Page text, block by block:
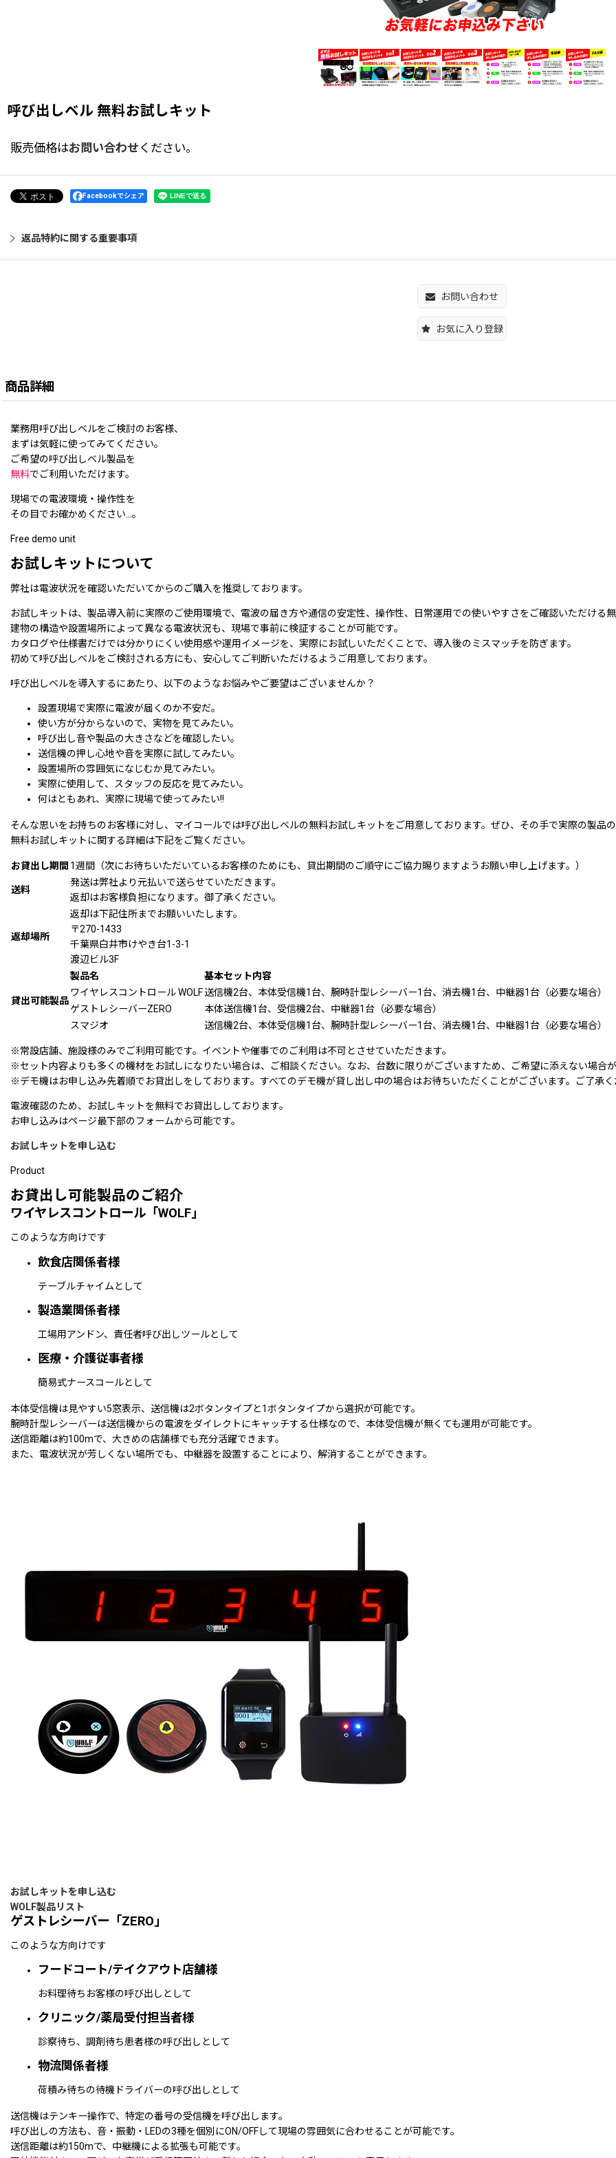
呼び出しベル 無料お試しキット
販売価格はお問い合わせ ください。
Facebookでシェア
返品特約に関する重要事項
お問い合わせ
お気に入り登録
商品詳細
業務用呼び出しベルをご検討のお客様、
まずは気軽に使ってみてください。
ご希望の呼び出しベル製品を
無料でご利用いただけます。
現場での電波環境・操作性を
その目でお確かめください…。
Free demo unit
お試しキットについて
弊社は電波状況を確認いただいてからのご購入を推奨しております。
お試しキットは、製品導入前に実際のご使用環境で、電波の届き方や通信の安定性、操作性、日常運用での使いやすさをご確認いただける無
建物の構造や設置場所によって異なる電波状況も、現場で事前に検証することが可能です。
カタログや仕様書だけでは分かりにくい使用感や運用イメージを、実際にお試しいただくことで、導入後のミスマッチを防ぎます。
初めて呼び出しベルをご検討される方にも、安心してご判断いただけるようご用意しております。
呼び出しベルを導入するにあたり、以下のようなお悩みやご要望はございませんか？
設置現場で実際に電波が届くのか不安だ。
使い方が分からないので、実物を見てみたい。
呼び出し音や製品の大きさなどを確認したい。
送信機の押し心地や音を実際に試してみたい。
設置場所の雰囲気になじむか見てみたい。
実際に使用して、スタッフの反応を見てみたい。
何はともあれ、実際に現場で使ってみたい!!
そんな思いをお持ちのお客様に対し、マイコールでは呼び出しベルの無料お試しキットをご用意しております。ぜひ、その手で実際の製品の
無料お試しキットに関する詳細は下記をご覧ください。
お貸出し期間 1週間（次にお待ちいただいているお客様のためにも、貸出期間のご順守にご協力賜りますようお願い申し上げます。）
送料
発送は弊社より元払いで送らせていただきます。
返却はお客様負担になります。御了承ください。
返却場所
返却は下記住所までお願いいたします。
〒270-1433
千葉県白井市けやき台1-3-1
渡辺ビル3F
貸出可能製品
製品名
基本セット内容
ワイヤレスコントロール WOLF送信機2台、本体受信機1台、腕時計型レシーバー1台、消去機1台、中継器1台（必要な場合）
ゲストレシーバーZERO
本体送信機1台、受信機2台、中継器1台（必要な場合）
スマジオ
送信機2台、本体受信機1台、腕時計型レシーバー1台、消去機1台、中継器1台（必要な場合）
※常設店舗、施設様のみでご利用可能です。イベントや催事でのご利用は不可とさせていただきます。
※セット内容よりも多くの機材をお試しになりたい場合は、ご相談ください。なお、台数に限りがございますため、ご希望に添えない場合が
※デモ機はお申し込み先着順でお貸出しをしております。すべてのデモ機が貸し出し中の場合はお待ちいただくことがございます。ご了承く
電波確認のため、お試しキットを無料でお貸出ししております。
お申し込みはページ最下部のフォームから可能です。
お試しキットを申し込む
Product
お貸出し可能製品のご紹介
ワイヤレスコントロール「WOLF」
このような方向けです
飲食店関係者様
テーブルチャイムとして
製造業関係者様
工場用アンドン、責任者呼び出しツールとして
医療・介護従事者様
簡易式ナースコールとして
本体受信機は見やすい5窓表示、送信機は2ボタンタイプと1ボタンタイプから選択が可能です。
腕時計型レシーバーは送信機からの電波をダイレクトにキャッチする仕様なので、本体受信機が無くても運用が可能です。
送信距離は約100mで、大きめの店舗様でも充分活躍できます。
また、電波状況が芳しくない場所でも、中継器を設置することにより、解消することができます。
お試しキットを申し込む
WOLF製品リスト
ゲストレシーバー「ZERO 」
このような方向けです
フードコート/テイクアウト店舗様
お料理待ちお客様の呼び出しとして
クリニック/薬局受付担当者様
診察待ち、調剤待ち患者様の呼び出しとして
物流関係者様
荷積み待ちの待機ドライバーの呼び出しとして
送信機はテンキー操作で、特定の番号の受信機を呼び出します。
呼び出しの方法も、音・振動・LEDの3種を個別にON/OFFして現場の雰囲気に合わせることが可能です。
送信距離は約150mで、中継機による拡張も可能です。